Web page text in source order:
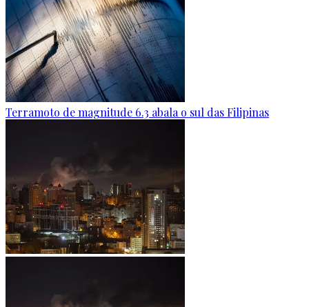
Terramoto de magnitude 6.3 abala o sul das Filipinas